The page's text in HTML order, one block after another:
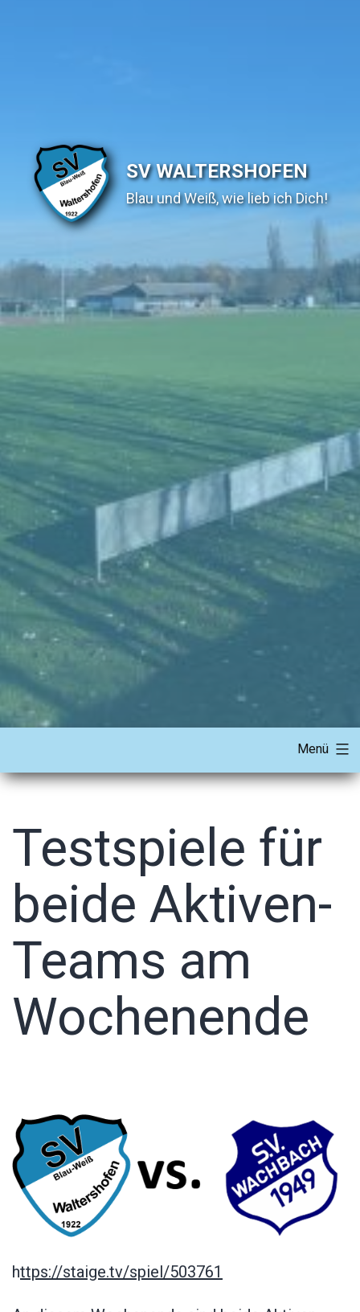
SV WALTERSHOFEN
Blau und Weiß, wie lieb ich Dich!
Menü
Testspiele für
beide Aktiven-
Teams am
Wochenende
https://staige.tv/spiel/503761